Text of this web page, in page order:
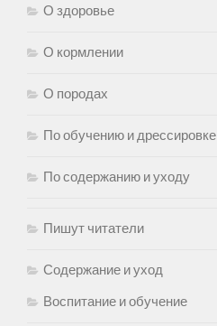
О здоровье
О кормлении
О породах
По обучению и дрессировке
По содержанию и уходу
Пишут читатели
Содержание и уход
Воспитание и обучение